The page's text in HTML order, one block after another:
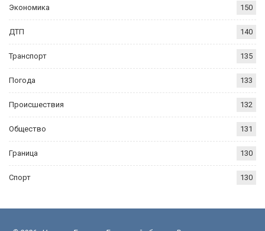
Экономика 150
ДТП 140
Транспорт 135
Погода 133
Происшествия 132
Общество 131
Граница 130
Спорт 130